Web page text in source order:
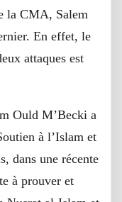
la CMA, Salem
En effet, le
attaques est
Ould M’Becki a
à l’Islam et
dans une récente
à prouver et